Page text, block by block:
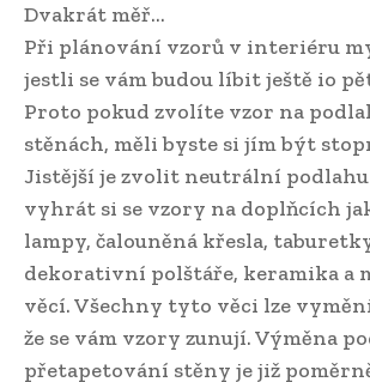
Dvakrát měř…
Při plánování vzorů v interiéru
jestli se vám budou líbit ještě io
Proto pokud zvolíte vzor na
stěnách, měli byste si jím být
Jistější je zvolit neutrální podlahu
vyhrát si se vzory na doplňcích
lampy, čalouněná křesla,
dekorativní polštáře, keramika a
věcí. Všechny tyto věci lze
že se vám vzory zunují. Výměna
přetapetování stěny je již